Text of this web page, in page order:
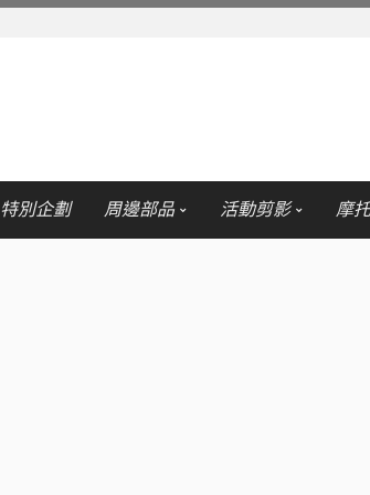
特別企劃 周邊部品 活動剪影 摩